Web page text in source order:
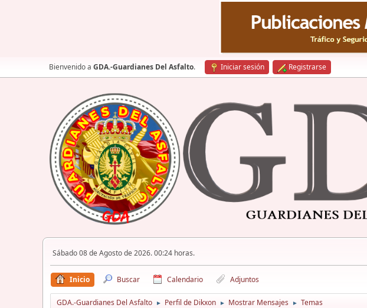
Bienvenido a GDA.-Guardianes Del Asfalto. Iniciar sesión Registrarse
Sábado 08 de Agosto de 2026. 00:24 horas.
Inicio Buscar Calendario Adjuntos
GDA.-Guardianes Del Asfalto ► Perfil de Dikxon ► Mostrar Mensajes ► Temas